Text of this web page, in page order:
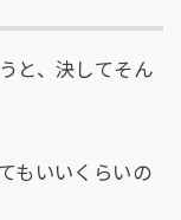
と、決してそん
もいいくらいの